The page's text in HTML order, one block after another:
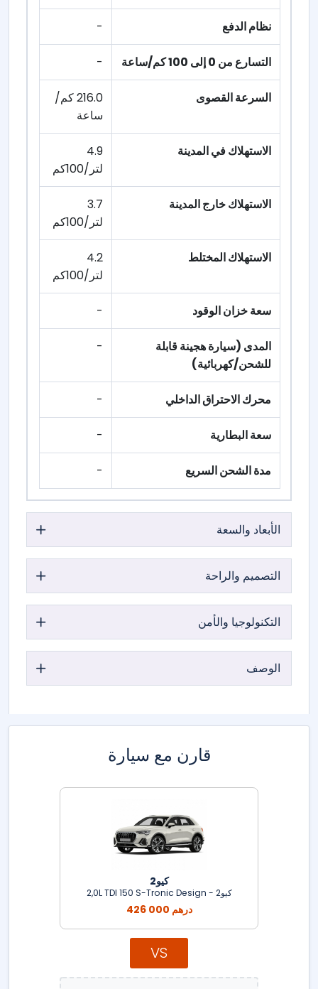
نظام الدفع -
التسارع من 0 إلى 100 كم/ساعة -
السرعة القصوى
216.0 كم/
ساعة
الاستهلاك في المدينة
4.9
لتر/100كم
الاستهلاك خارج المدينة
3.7
لتر/100كم
الاستهلاك المختلط
4.2
لتر/100كم
سعة خزان الوقود -
المدى (سيارة هجينة قابلة
للشحن/كهربائية)
-
محرك الاحتراق الداخلي -
سعة البطارية -
مدة الشحن السريع -
الأبعاد والسعة
التصميم والراحة
التكنولوجيا والأمن
الوصف
قارن مع سيارة
كيو2
كيو2 - 2,0L TDI 150 S-Tronic Design
426 000 درهم
VS